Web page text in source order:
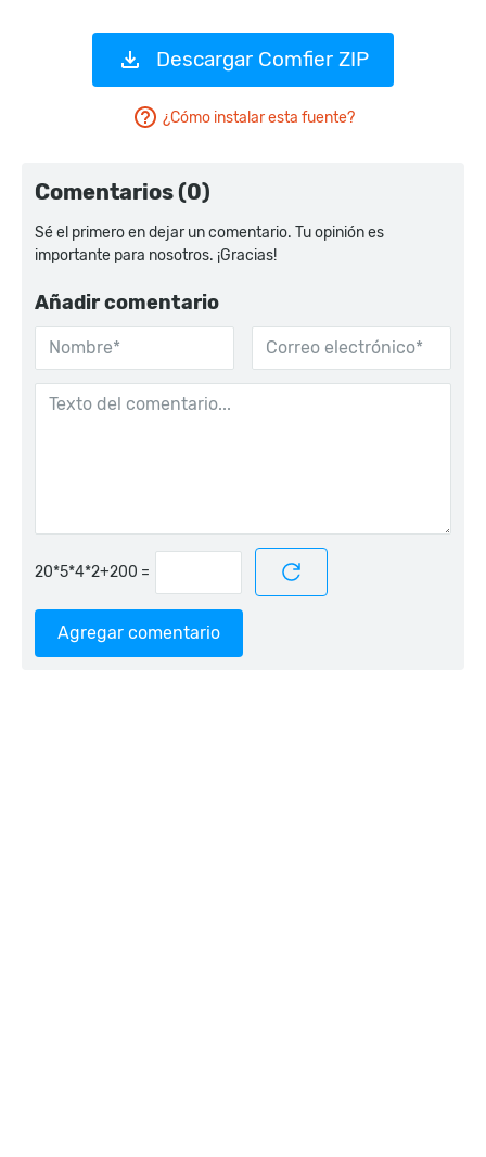
Descargar Comfier ZIP
¿Cómo instalar esta fuente?
Comentarios (0)
Sé el primero en dejar un comentario. Tu opinión es
importante para nosotros. ¡Gracias!
Añadir comentario
=
Agregar comentario